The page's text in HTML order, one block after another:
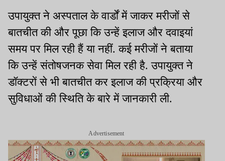
उपायुक्त ने अस्पताल के वार्डों में जाकर मरीजों से
बातचीत की और पूछा कि उन्हें इलाज और दवाइयां
समय पर मिल रही हैं या नहीं. कई मरीजों ने बताया
कि उन्हें संतोषजनक सेवा मिल रही है. उपायुक्त ने
डॉक्टरों से भी बातचीत कर इलाज की प्रक्रिया और
सुविधाओं की स्थिति के बारे में जानकारी ली.
Advertisement